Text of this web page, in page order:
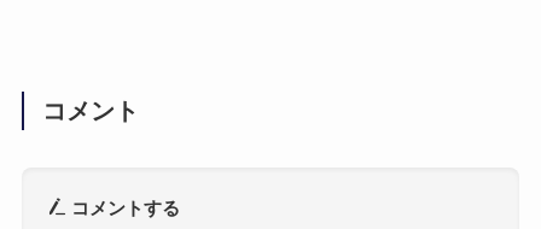
コメント
コメントする